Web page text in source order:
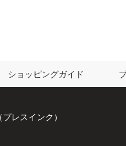
ショッピングガイド
レスインク）